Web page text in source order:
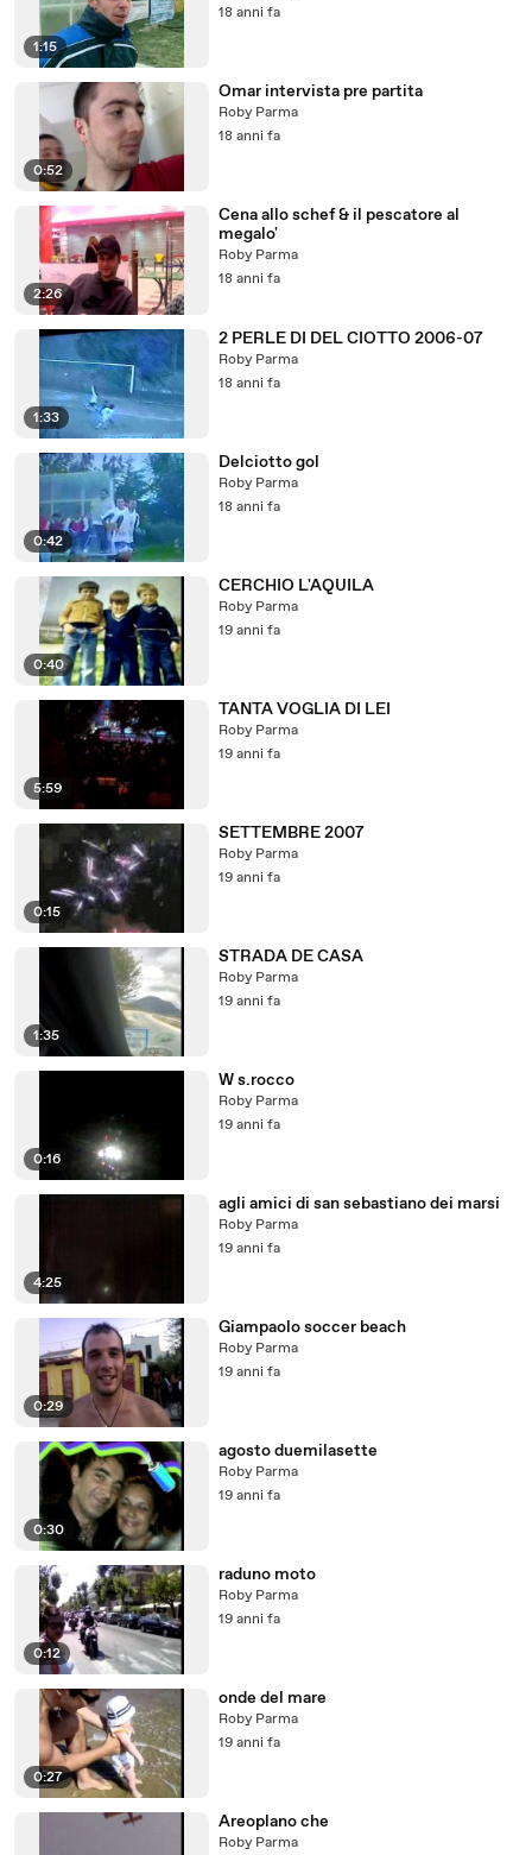
1:15
18 anni fa
0:52
Omar intervista pre partita
Roby Parma
18 anni fa
2:26
Cena allo schef & il pescatore al
megalo'
Roby Parma
18 anni fa
1:33
2 PERLE DI DEL CIOTTO 2006-07
Roby Parma
18 anni fa
0:42
Delciotto gol
Roby Parma
18 anni fa
0:40
CERCHIO L'AQUILA
Roby Parma
19 anni fa
5:59
TANTA VOGLIA DI LEI
Roby Parma
19 anni fa
0:15
SETTEMBRE 2007
Roby Parma
19 anni fa
1:35
STRADA DE CASA
Roby Parma
19 anni fa
0:16
W s.rocco
Roby Parma
19 anni fa
4:25
agli amici di san sebastiano dei marsi
Roby Parma
19 anni fa
0:29
Giampaolo soccer beach
Roby Parma
19 anni fa
0:30
agosto duemilasette
Roby Parma
19 anni fa
0:12
raduno moto
Roby Parma
19 anni fa
0:27
onde del mare
Roby Parma
19 anni fa
Areoplano che
Roby Parma